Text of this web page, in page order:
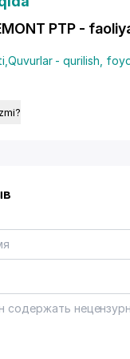
PTP -
Quvurlar - qurilish,